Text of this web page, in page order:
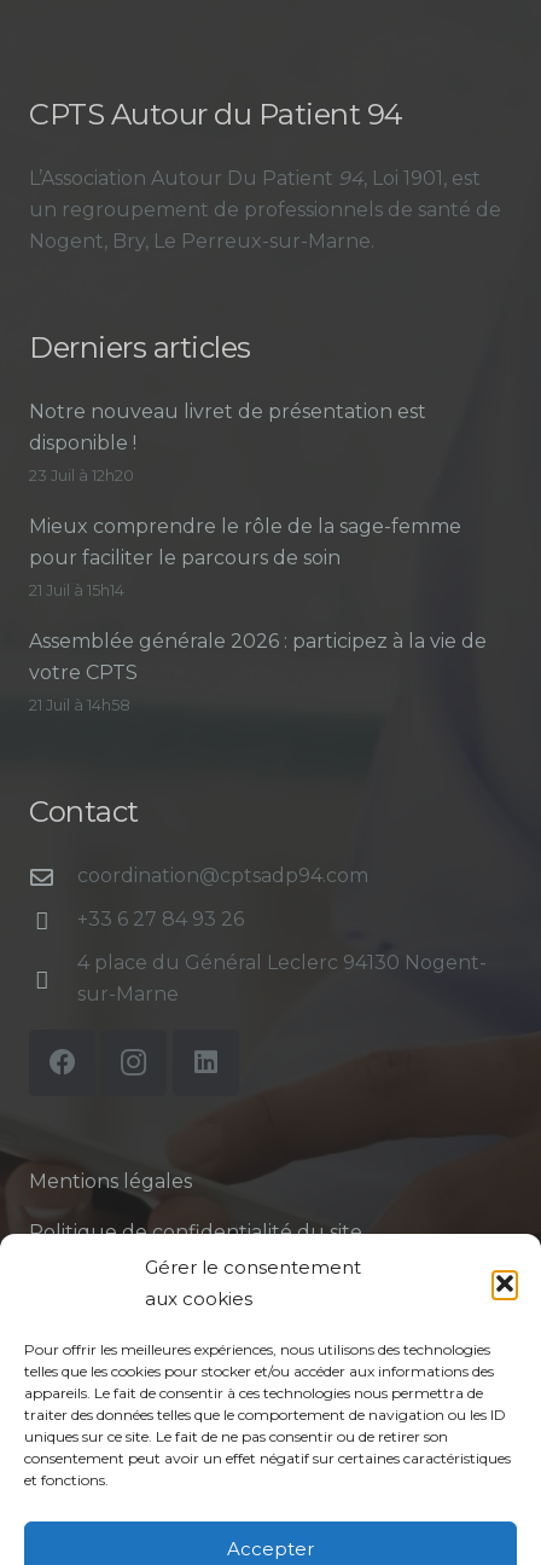
Gérer le consentement
aux cookies
Pour offrir les meilleures expériences, nous utilisons des technologies
telles que les cookies pour stocker et/ou accéder aux informations des
appareils. Le fait de consentir à ces technologies nous permettra de
traiter des données telles que le comportement de navigation ou les ID
uniques sur ce site. Le fait de ne pas consentir ou de retirer son
consentement peut avoir un effet négatif sur certaines caractéristiques
et fonctions.
Accepter
CPTS Autour du Patient 94
L’Association Autour Du Patient 94, Loi 1901, est
un regroupement de professionnels de santé de
Nogent, Bry, Le Perreux-sur-Marne.
Derniers articles
Notre nouveau livret de présentation est
disponible !
23 Juil à 12h20
Mieux comprendre le rôle de la sage-femme
pour faciliter le parcours de soin
21 Juil à 15h14
Assemblée générale 2026 : participez à la vie de
votre CPTS
21 Juil à 14h58
Contact
coordination@cptsadp94.com
+33 6 27 84 93 26
4 place du Général Leclerc 94130 Nogent-
sur-Marne
Mentions légales
Politique de confidentialité du site
© CPTS Autour du Patient